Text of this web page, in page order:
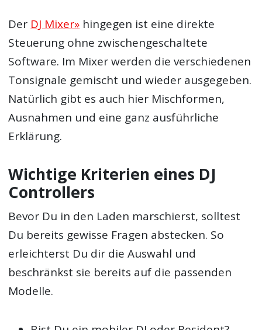
Der DJ Mixer» hingegen ist eine direkte
Steuerung ohne zwischengeschaltete
Software. Im Mixer werden die verschiedenen
Tonsignale gemischt und wieder ausgegeben.
Natürlich gibt es auch hier Mischformen,
Ausnahmen und eine ganz ausführliche
Erklärung.
Wichtige Kriterien eines DJ
Controllers
Bevor Du in den Laden marschierst, solltest
Du bereits gewisse Fragen abstecken. So
erleichterst Du dir die Auswahl und
beschränkst sie bereits auf die passenden
Modelle.